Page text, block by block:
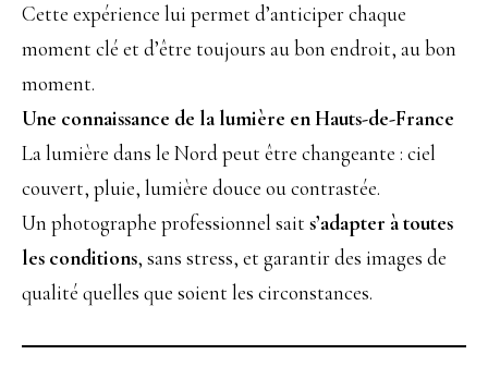
Cette expérience lui permet d’anticiper chaque
moment clé et d’être toujours au bon endroit, au bon
moment.
Une connaissance de la lumière en Hauts-de-France
La lumière dans le Nord peut être changeante : ciel
couvert, pluie, lumière douce ou contrastée.
Un photographe professionnel sait s’adapter à toutes
les conditions, sans stress, et garantir des images de
qualité quelles que soient les circonstances.